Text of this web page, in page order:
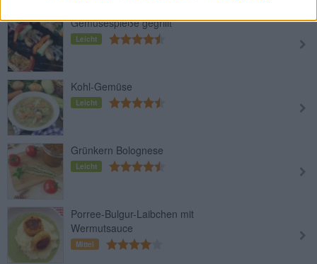
Gemüsespieße gegrillt
Leicht
Kohl-Gemüse
Leicht
Grünkern Bolognese
Leicht
Porree-Bulgur-Laibchen mit
Wermutsauce
Mittel